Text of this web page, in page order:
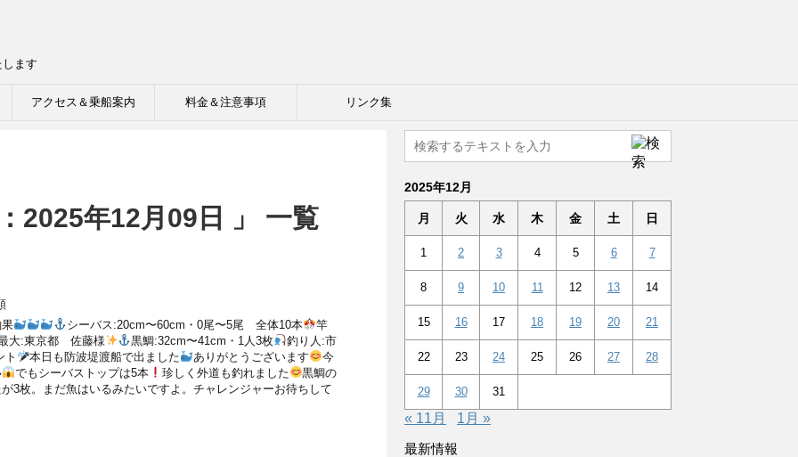
ます
アクセス＆乗船案内 料金＆注意事項 リンク集
2025年12月09日 」 一覧
シーバス:20cm〜60cm・0尾〜5尾 全体10本
竿
大:東京都 佐藤様
黒鯛:32cm〜41cm・1人3枚
釣り人:市
ト
本日も防波堤渡船で出ました ありがとうございます
今
でもシーバストップは5本 珍しく外道も釣れました
黒鯛の
3枚。まだ魚はいるみたいですよ。チャレンジャーお待ちして
2025年12月
月 火 水 木 金 土 日
1 2 3 4 5 6 7
8 9 10 11 12 13 14
15 16 17 18 19 20 21
22 23 24 25 26 27 28
29 30 31
« 11月
1月 »
最新情報